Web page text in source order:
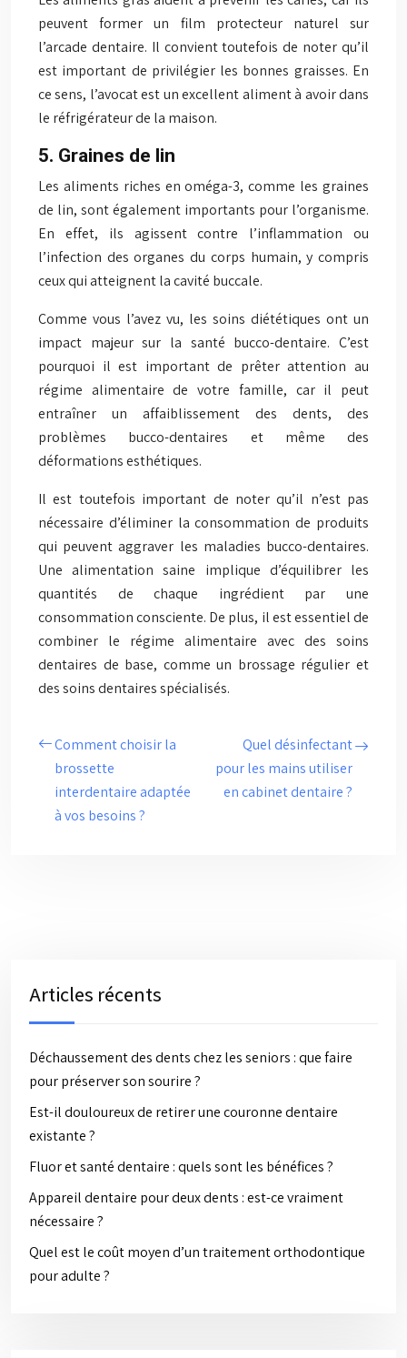
peuvent former un film protecteur naturel sur
l’arcade dentaire. Il convient toutefois de noter qu’il
est important de privilégier les bonnes graisses. En
ce sens, l’avocat est un excellent aliment à avoir dans
le réfrigérateur de la maison.
5. Graines de lin
Les aliments riches en oméga-3, comme les graines
de lin, sont également importants pour l’organisme.
En effet, ils agissent contre l’inflammation ou
l’infection des organes du corps humain, y compris
ceux qui atteignent la cavité buccale.
Comme vous l’avez vu, les soins diététiques ont un
impact majeur sur la santé bucco-dentaire. C’est
pourquoi il est important de prêter attention au
régime alimentaire de votre famille, car il peut
entraîner un affaiblissement des dents, des
problèmes bucco-dentaires et même des
déformations esthétiques.
Il est toutefois important de noter qu’il n’est pas
nécessaire d’éliminer la consommation de produits
qui peuvent aggraver les maladies bucco-dentaires.
Une alimentation saine implique d’équilibrer les
quantités de chaque ingrédient par une
consommation consciente. De plus, il est essentiel de
combiner le régime alimentaire avec des soins
dentaires de base, comme un brossage régulier et
des soins dentaires spécialisés.
Comment choisir la
brossette
interdentaire adaptée
à vos besoins ?
Quel désinfectant
pour les mains utiliser
en cabinet dentaire ?
Articles récents
Déchaussement des dents chez les seniors : que faire
pour préserver son sourire ?
Est-il douloureux de retirer une couronne dentaire
existante ?
Fluor et santé dentaire : quels sont les bénéfices ?
Appareil dentaire pour deux dents : est-ce vraiment
nécessaire ?
Quel est le coût moyen d’un traitement orthodontique
pour adulte ?